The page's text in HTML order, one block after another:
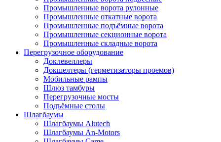
Промышленные ворота рулонные
Промышленные откатные ворота
Промышленные подъёмные ворота
Промышленные секционные ворота
Промышленные складные ворота
Перегрузочное оборудование
Доклевеллеры
Докшелтеры (герметизаторы проемов)
Мобильные рампы
Шлюз тамбуры
Перегрузочные мосты
Подъёмные столы
Шлагбаумы
Шлагбаумы Alutech
Шлагбаумы An-Motors